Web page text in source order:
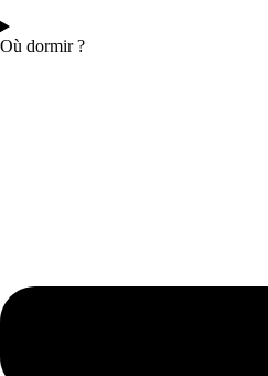
Où dormir ?